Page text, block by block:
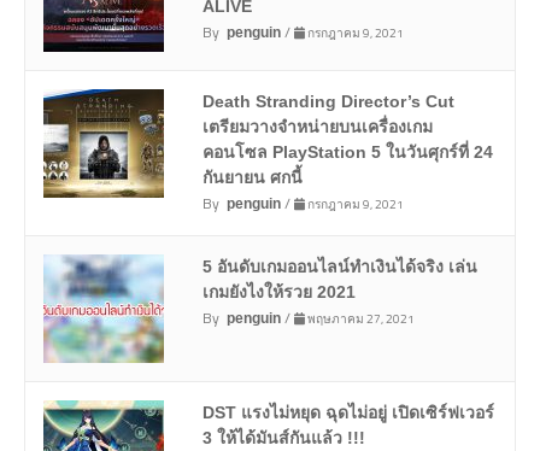
ALIVE
By penguin/ กรกฎาคม 9, 2021
Death Stranding Director’s Cut
เตรียมวางจำหน่ายบนเครื่องเกม
คอนโซล PlayStation 5 ในวันศุกร์ที่ 24
กันยายน ศกนี้
By penguin/ กรกฎาคม 9, 2021
5 อันดับเกมออนไลน์ทำเงินได้จริง เล่น
เกมยังไงให้รวย 2021
By penguin/ พฤษภาคม 27, 2021
DST แรงไม่หยุด ฉุดไม่อยู่ เปิดเซิร์ฟเวอร์
3 ให้ได้มันส์กันแล้ว !!!